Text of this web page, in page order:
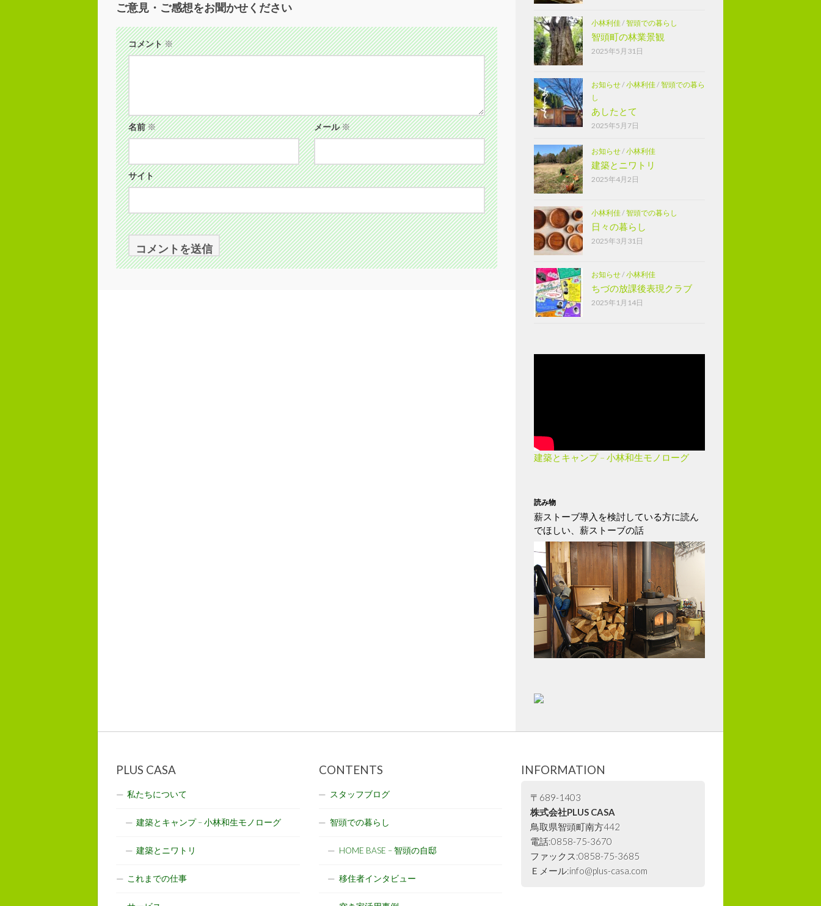
ご意見・ご感想をお聞かせください
コメント※
名前※ メール※
サイト
小林利佳/智頭での暮らし
智頭町の林業景観
2025年5月31日
お知らせ/小林利佳/智頭での暮ら
し
あしたとて
2025年5月7日
お知らせ/小林利佳
建築とニワトリ
2025年4月2日
小林利佳/智頭での暮らし
日々の暮らし
2025年3月31日
お知らせ/小林利佳
ちづの放課後表現クラブ
2025年1月14日
建築とキャンプ – 小林和生モノローグ
読み物
薪ストーブ導入を検討している方に読ん
でほしい、薪ストーブの話
PLUS CASA
私たちについて
建築とキャンプ – 小林和生モノローグ
建築とニワトリ
これまでの仕事
CONTENTS
スタッフブログ
智頭での暮らし
HOME BASE – 智頭の自邸
移住者インタビュー
INFORMATION
〒689-1403
株式会社PLUS CASA
鳥取県智頭町南方442
電話:0858-75-3670
ファックス:0858-75-3685
Ｅメール:info@plus-casa.com